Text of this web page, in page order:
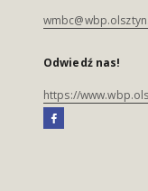
Odwiedź nas!
https://